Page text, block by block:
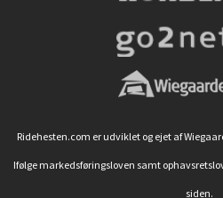
Ridehesten.com er udviklet og ejet af
Ifølge markedsføringsloven samt
siden.